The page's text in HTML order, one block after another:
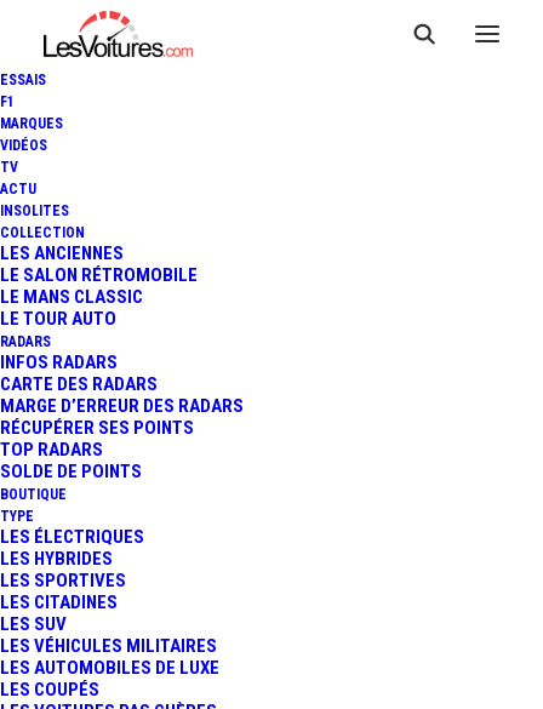
ESSAIS
F1
MARQUES
VIDÉOS
TV
ACTU
INSOLITES
COLLECTION
LES ANCIENNES
LE SALON RÉTROMOBILE
LE MANS CLASSIC
LE TOUR AUTO
RADARS
INFOS RADARS
CARTE DES RADARS
MARGE D’ERREUR DES RADARS
RÉCUPÉRER SES POINTS
TOP RADARS
SOLDE DE POINTS
BOUTIQUE
TYPE
LES ÉLECTRIQUES
LES HYBRIDES
LES SPORTIVES
LES CITADINES
LES SUV
LES VÉHICULES MILITAIRES
LES AUTOMOBILES DE LUXE
LES COUPÉS
MEILLEUR AVERTISSEUR DE
RADAR
Coyote Max : Le meilleur avertisseur de radar
Accueil